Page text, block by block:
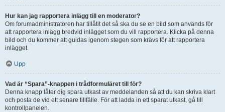
Hur kan jag rapportera inlägg till en moderator?
Om forumadministratören har tillåtit det så ska du se en bild som används för
att rapportera inlägg bredvid inlägget som du vill rapportera. Klicka på denna
bild och du kommer att guidas igenom stegen som krävs för att rapportera
inlägget.
Upp
Vad är “Spara”-knappen i trådformuläret till för?
Denna knapp låter dig spara utkast av meddelanden så att du kan skriva klart
och posta de vid ett senare tillfälle. För att ladda in ett sparat utkast, gå till
kontrollpanelen.